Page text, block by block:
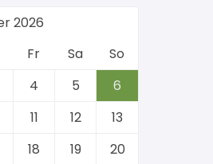
2026
Fr Sa
So
4 5
6
11 12
13
18 19
20